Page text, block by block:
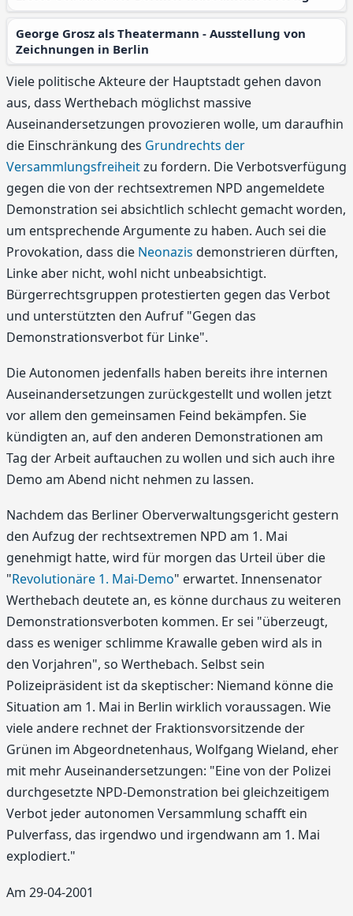
George Grosz als Theatermann - Ausstellung von
Zeichnungen in Berlin
Viele politische Akteure der Hauptstadt gehen davon
aus, dass Werthebach möglichst massive
Auseinandersetzungen provozieren wolle, um daraufhin
die Einschränkung des Grundrechts der
Versammlungsfreiheitzu fordern. Die Verbotsverfügung
gegen die von der rechtsextremen NPD angemeldete
Demonstration sei absichtlich schlecht gemacht worden,
um entsprechende Argumente zu haben. Auch sei die
Provokation, dass die Neonazis demonstrieren dürften,
Linke aber nicht, wohl nicht unbeabsichtigt.
Bürgerrechtsgruppen protestierten gegen das Verbot
und unterstützten den Aufruf "Gegen das
Demonstrationsverbot für Linke".
Die Autonomen jedenfalls haben bereits ihre internen
Auseinandersetzungen zurückgestellt und wollen jetzt
vor allem den gemeinsamen Feind bekämpfen. Sie
kündigten an, auf den anderen Demonstrationen am
Tag der Arbeit auftauchen zu wollen und sich auch ihre
Demo am Abend nicht nehmen zu lassen.
Nachdem das Berliner Oberverwaltungsgericht gestern
den Aufzug der rechtsextremen NPD am 1. Mai
genehmigt hatte, wird für morgen das Urteil über die
"Revolutionäre 1. Mai-Demo" erwartet. Innensenator
Werthebach deutete an, es könne durchaus zu weiteren
Demonstrationsverboten kommen. Er sei "überzeugt,
dass es weniger schlimme Krawalle geben wird als in
den Vorjahren", so Werthebach. Selbst sein
Polizeipräsident ist da skeptischer: Niemand könne die
Situation am 1. Mai in Berlin wirklich voraussagen. Wie
viele andere rechnet der Fraktionsvorsitzende der
Grünen im Abgeordnetenhaus, Wolfgang Wieland, eher
mit mehr Auseinandersetzungen: "Eine von der Polizei
durchgesetzte NPD-Demonstration bei gleichzeitigem
Verbot jeder autonomen Versammlung schafft ein
Pulverfass, das irgendwo und irgendwann am 1. Mai
explodiert."
Am 29-04-2001